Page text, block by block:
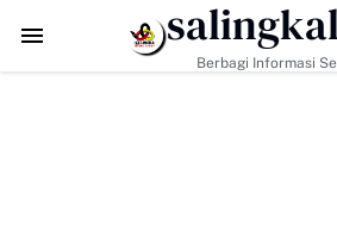
129 Jadikan Penyuluhan Satpol PP
Berbagi Informasi